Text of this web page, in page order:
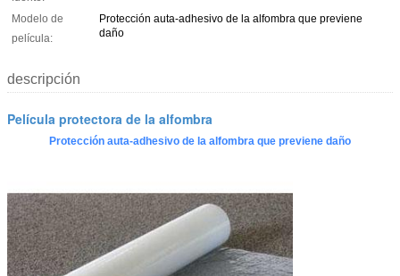
Modelo de
película:
Protección auta-adhesivo de la alfombra que previene
daño
descripción
Película protectora de la alfombra
Protección auta-adhesivo de la alfombra que previene daño